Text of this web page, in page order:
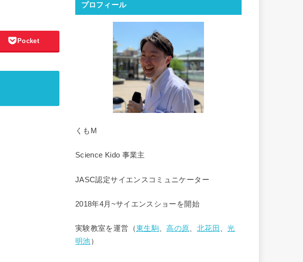
Pocket
プロフィール
くもM
Science Kido 事業主
JASC認定サイエンスコミュニケーター
2018年4月~サイエンスショーを開始
実験教室を運営（東生駒 、高の原 北花田 、光
明池）